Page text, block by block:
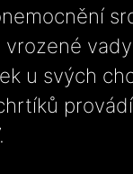
u svých